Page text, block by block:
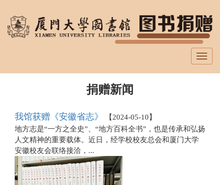
捐赠新闻
我馆获赠《安徽省志》 【 2024-05-10 】
地方志是“一方之全史”、“地方百科全书”，也是传承和弘扬
人文精神的重要载体。近日，经学校校友总会和厦门大学
安徽校友会联络接洽，...